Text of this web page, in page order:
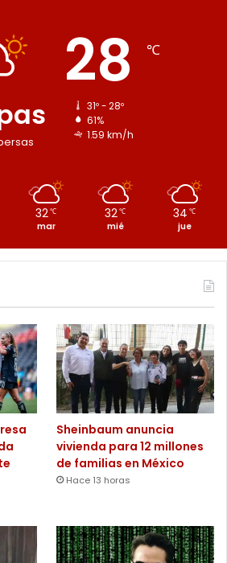
28 ℃
31º - 28º
61%
1.59 km/h
32℃
mar
32℃
mié
34 ℃
jue
Sheinbaum anuncia
vivienda para 12 millones
de familias en México
Hace 13 horas